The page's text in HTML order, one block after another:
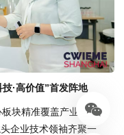
·高价值”首发阵地
块精准覆盖产业全图
企业技术领袖齐聚一